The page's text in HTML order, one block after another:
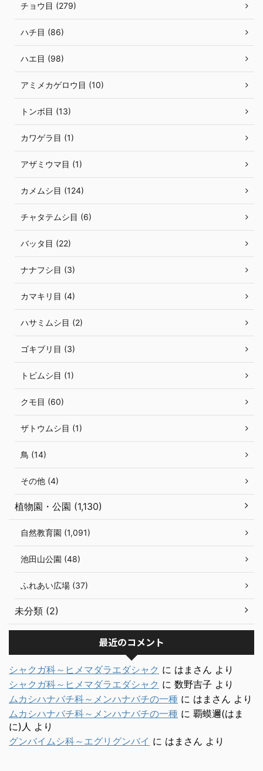
チョウ目 (279)
ハチ目 (86)
ハエ目 (98)
アミメカゲロウ目 (10)
トンボ目 (13)
カワゲラ目 (1)
アザミウマ目 (1)
カメムシ目 (124)
チャタテムシ目 (6)
バッタ目 (22)
ナナフシ目 (3)
カマキリ目 (4)
ハサミムシ目 (2)
ゴキブリ目 (3)
トビムシ目 (1)
クモ目 (60)
ザトウムシ目 (1)
鳥 (14)
その他 (4)
植物園・公園 (1,130)
自然教育園 (1,091)
池田山公園 (48)
ふれあい広場 (37)
未分類 (2)
最近のコメント
シャクガ科～ヒメマダラエダシャク に はまさん より
シャクガ科～ヒメマダラエダシャク に 数野吉子 より
ムカシハナバチ科～メンハナバチの一種 に はまさん より
ムカシハナバチ科～メンハナバチの一種 に 覇蟆邇(はま
に)人 より
グンバイムシ科～エグリグンバイ に はまさん より